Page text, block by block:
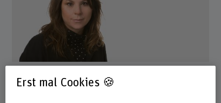
Wissenschaftliche Mitarbeiterin
Erst mal Cookies 🍪